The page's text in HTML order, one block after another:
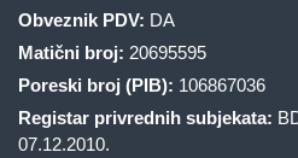
Obveznik PDV: DA
Matični broj: 20695595
Poreski broj (PIB): 106867036
Registar privrednih subjekata:
07.12.2010.